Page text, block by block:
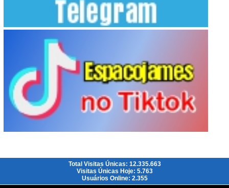
Total Visitas Únicas: 12.335.663
Visitas Únicas Hoje: 5.763
Usuários Online: 2.355